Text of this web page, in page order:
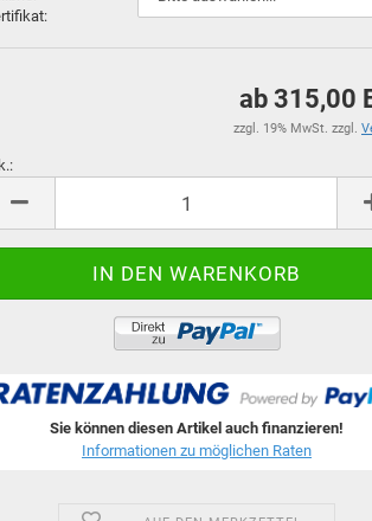
ab 315,00
zzgl. 19% MwSt. zzgl.
Sie können diesen Artikel auch finanzieren!
Informationen zu möglichen Raten